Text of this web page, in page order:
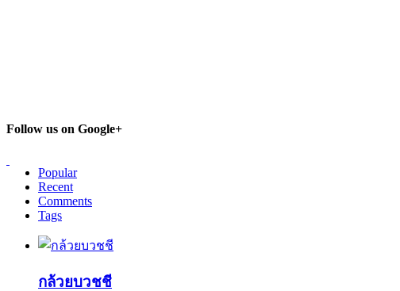
Follow us on Google+
Popular
Recent
Comments
Tags
กล้วยบวชชี